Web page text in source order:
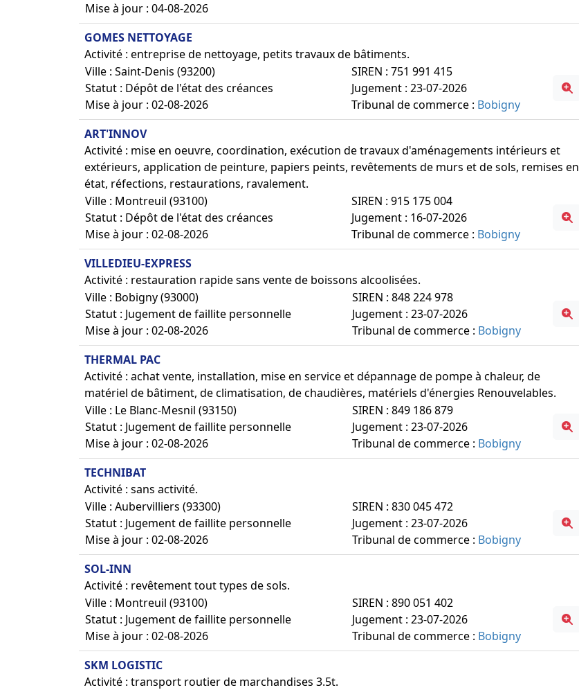
Mise à jour : 04-08-2026
GOMES NETTOYAGE
Activité : entreprise de nettoyage, petits travaux de bâtiments.
Ville : Saint-Denis (93200)
Statut : Dépôt de l'état des créances
Mise à jour : 02-08-2026
SIREN : 751 991 415
Jugement : 23-07-2026
Tribunal de commerce : Bobigny
ART'INNOV
Activité : mise en oeuvre, coordination, exécution de travaux d'aménagements intérieurs et
extérieurs, application de peinture, papiers peints, revêtements de murs et de sols, remises en
état, réfections, restaurations, ravalement.
Ville : Montreuil (93100)
Statut : Dépôt de l'état des créances
Mise à jour : 02-08-2026
SIREN : 915 175 004
Jugement : 16-07-2026
Tribunal de commerce : Bobigny
VILLEDIEU-EXPRESS
Activité : restauration rapide sans vente de boissons alcoolisées.
Ville : Bobigny (93000)
Statut : Jugement de faillite personnelle
Mise à jour : 02-08-2026
SIREN : 848 224 978
Jugement : 23-07-2026
Tribunal de commerce : Bobigny
THERMAL PAC
Activité : achat vente, installation, mise en service et dépannage de pompe à chaleur, de
matériel de bâtiment, de climatisation, de chaudières, matériels d'énergies Renouvelables.
Ville : Le Blanc-Mesnil (93150)
Statut : Jugement de faillite personnelle
Mise à jour : 02-08-2026
SIREN : 849 186 879
Jugement : 23-07-2026
Tribunal de commerce : Bobigny
TECHNIBAT
Activité : sans activité.
Ville : Aubervilliers (93300)
Statut : Jugement de faillite personnelle
Mise à jour : 02-08-2026
SIREN : 830 045 472
Jugement : 23-07-2026
Tribunal de commerce : Bobigny
SOL-INN
Activité : revêtement tout types de sols.
Ville : Montreuil (93100)
Statut : Jugement de faillite personnelle
Mise à jour : 02-08-2026
SIREN : 890 051 402
Jugement : 23-07-2026
Tribunal de commerce : Bobigny
SKM LOGISTIC
Activité : transport routier de marchandises 3.5t.